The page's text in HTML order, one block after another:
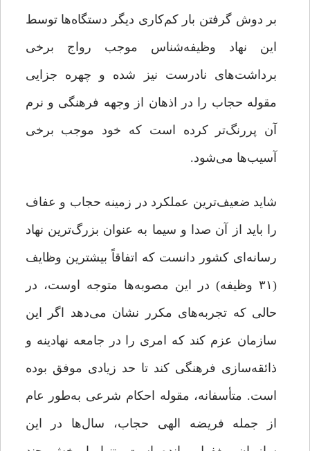
بر دوش گرفتن بار کم‌کاری دیگر دستگاه‌ها توسط
این نهاد وظیفه‌شناس موجب رواج برخی
برداشت‌های نادرست نیز شده و چهره جزایی
مقوله حجاب را در اذهان از وجهه فرهنگی و نرم
آن پررنگ‌تر کرده است که خود موجب برخی
آسیب‌ها می‌شود.
شاید ضعیف‌ترین عملکرد در زمینه حجاب و عفاف
را باید از آن صدا و سیما به عنوان بزرگ‌ترین نهاد
رسانه‌ای کشور دانست که اتفاقاً بیشترین وظایف
(۳۱ وظیفه) در این مصوبه‌ها متوجه اوست، در
حالی که تجربه‌های مکرر نشان می‌دهد اگر این
سازمان عزم کند که امری را در جامعه نهادینه و
ذائقه‌سازی فرهنگی کند تا حد زیادی موفق بوده
است. متأسفانه، مقوله احکام شرعی به‌طور عام
از جمله فریضه الهی حجاب، سال‌ها در این